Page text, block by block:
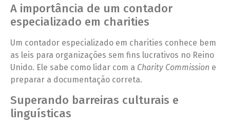
A importância de um contador
especializado em charities
Um contador especializado em charities conhece bem
as leis para organizações sem fins lucrativos no Reino
Unido. Ele sabe como lidar com a Charity Commission e
preparar a documentação correta.
Superando barreiras culturais e
linguísticas